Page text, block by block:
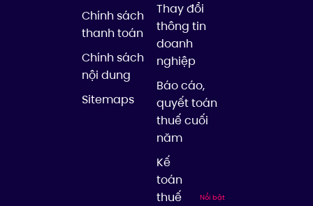
Chính sách
thanh toán
Chính sách
nội dung
Sitemaps
Thay đổi
thông tin
doanh
nghiệp
Báo cáo,
quyết toán
thuế cuối
năm
Kế
toán
thuế
Nổi bật